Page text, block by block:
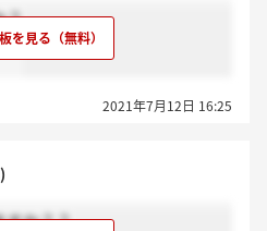
？
2021年7月12日 16:25
すか？？